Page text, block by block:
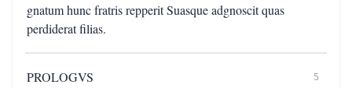
gnatum hunc fratris repperit Suasque adgnoscit quas
perdiderat filias.
PROLOGVS 5